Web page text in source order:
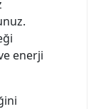
enerji